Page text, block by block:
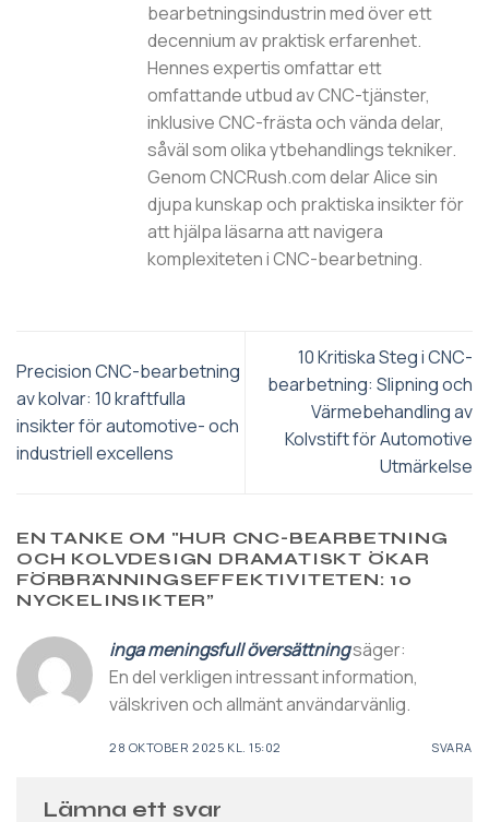
bearbetningsindustrin med över ett
decennium av praktisk erfarenhet.
Hennes expertis omfattar ett
omfattande utbud av CNC-tjänster,
inklusive CNC-frästa och vända delar,
såväl som olika ytbehandlings tekniker.
Genom CNCRush.com delar Alice sin
djupa kunskap och praktiska insikter för
att hjälpa läsarna att navigera
komplexiteten i CNC-bearbetning.
Precision CNC-bearbetning
av kolvar: 10 kraftfulla
insikter för automotive- och
industriell excellens
10 Kritiska Steg i CNC-
bearbetning: Slipning och
Värmebehandling av
Kolvstift för Automotive
Utmärkelse
EN TANKE OM "HUR CNC-BEARBETNING
OCH KOLVDESIGN DRAMATISKT ÖKAR
FÖRBRÄNNINGSEFFEKTIVITETEN: 10
NYCKELINSIKTER”
inga meningsfull översättningsäger:
En del verkligen intressant information,
välskriven och allmänt användarvänlig.
28 OKTOBER 2025 KL. 15:02 SVARA
Lämna ett svar